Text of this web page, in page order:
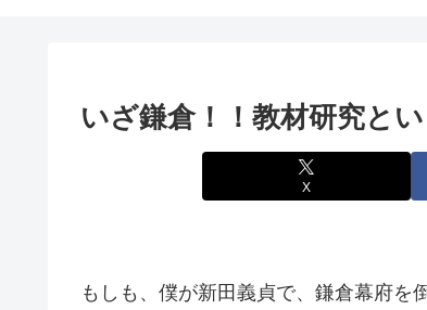
いざ鎌倉！！教材研究とい
X
もしも、僕が新田義貞で、鎌倉幕府を